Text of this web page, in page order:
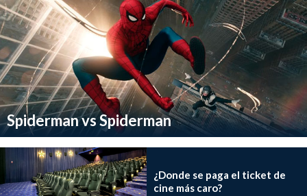
Spiderman vs Spiderman
¿Donde se paga el ticket de
cine más caro?